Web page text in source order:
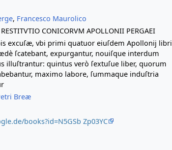
, Francesco Maurolico
CONICORVM APOLLONII PERGAEI
excuſæ, vbi primi quatuor eiuſdem Apollonij libri
ſcatebant, expurgantur, nouiſque interdum
illuſtrantur: quintus verò ſextuſue liber, quorum
maximo labore, ſummaque induſtria
Breæ
books?id=N5GSb Zp03YC